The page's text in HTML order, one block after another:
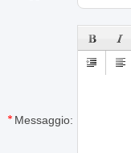
Messaggio: